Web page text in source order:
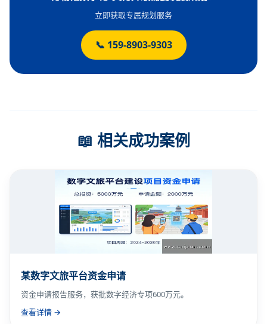
立即获取专属规划服务
📞 159-8903-9303
📖 相关成功案例
某数字文旅平台资金申请
资金申请报告服务，获批数字经济专项600万元。
查看详情 →